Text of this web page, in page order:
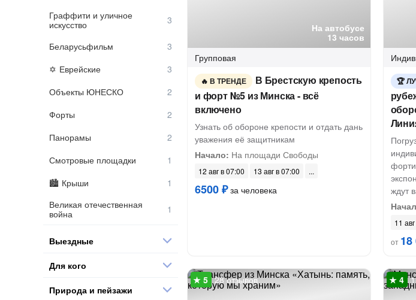
На автобусе
13 часов
Групповая
В ТРЕНДЕ
В Брестскую крепость
и форт №5 из Минска - всё
включено
Узнать об обороне крепости и отдать дань
уважения её защитникам
Начало: На площади Свободы
12 авг в 07:00 13 авг в 07:00
6500 ₽за человека
ждут
11
от 18
28 отзывов
Граффити и уличное
искусство
Беларусьфильм
Еврейские
Объекты ЮНЕСКО
Форты
Панорамы
Смотровые площадки
Крыши
Великая отечественная
война
Выездные
Для кого
Природа и пейзажи